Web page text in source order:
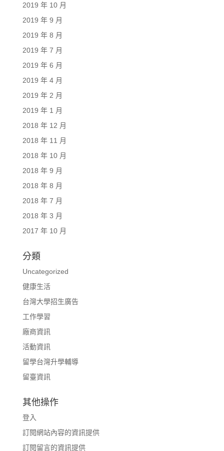
2019 年 10 月
2019 年 9 月
2019 年 8 月
2019 年 7 月
2019 年 6 月
2019 年 4 月
2019 年 2 月
2019 年 1 月
2018 年 12 月
2018 年 11 月
2018 年 10 月
2018 年 9 月
2018 年 8 月
2018 年 7 月
2018 年 3 月
2017 年 10 月
分類
Uncategorized
健康生活
台灣大學招生廣告
工作學習
廠商資訊
活動資訊
留學台灣升學輔導
留臺資訊
其他操作
登入
訂閱網站內容的資訊提供
訂閱留言的資訊提供